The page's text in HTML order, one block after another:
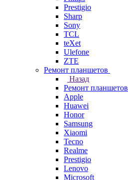
Prestigio
Sharp
Sony
TCL
teXet
Ulefone
ZTE
Ремонт планшетов
Назад
Ремонт планшетов
Apple
Huawei
Honor
Samsung
Xiaomi
Tecno
Realme
Prestigio
Lenovo
Microsoft